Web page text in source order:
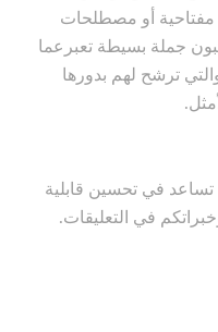
مفتاحية أو مصطلحات
جملة بسيطة تعبرعما
ترشح لهم بدورها
في تحسين قابلية
في التعليقات.